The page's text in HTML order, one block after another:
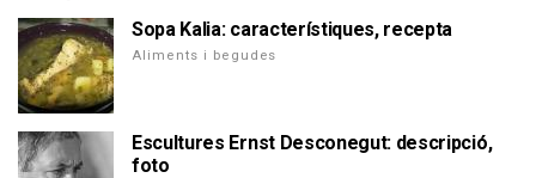
Sopa Kalia: característiques, recepta
Aliments i begudes
Escultures Ernst Desconegut: descripció,
foto